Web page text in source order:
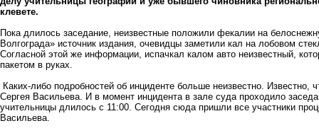
клевете.
Пока длилось заседание, неизвестные положили фекалии на
Волгограда» источник издания, очевидцы заметили кал на лобовом
Согласной этой же информации, испачкал калом авто неизвестный,
пакетом в руках.
Каких-либо подробностей об инциденте больше неизвестно.
Сергея Васильева. И в момент инцидента в зале суда проходило
учительницы длилось с 11:00. Сегодня сюда пришли все участники
Васильева.